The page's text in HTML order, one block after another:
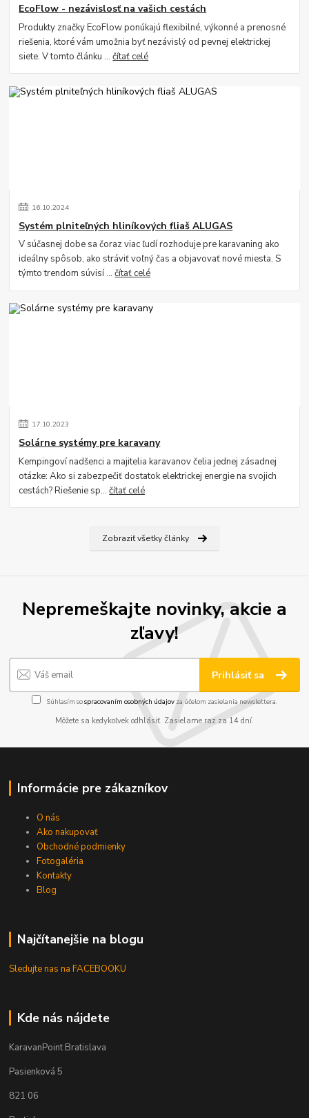
EcoFlow - nezávislosť na vašich cestách
Produkty značky EcoFlow ponúkajú flexibilné, výkonné a prenosné
riešenia, ktoré vám umožnia byť nezávislý od pevnej elektrickej
siete. V tomto článku ...čítať celé
16.10.2024
Systém plniteľných hliníkových fliaš ALUGAS
V súčasnej dobe sa čoraz viac ľudí rozhoduje pre karavaning ako
ideálny spôsob, ako stráviť voľný čas a objavovať nové miesta. S
týmto trendom súvisí ...čítať celé
17.10.2023
Solárne systémy pre karavany
Kempingoví nadšenci a majitelia karavanov čelia jednej zásadnej
otázke: Ako si zabezpečiť dostatok elektrickej energie na svojich
cestách? Riešenie sp...čítať celé
Zobraziť všetky články
Nepremeškajte novinky, akcie a
zľavy!
Prihlásiť sa
Súhlasím sospracovaním osobných údajov za účelom zasielania newslettera.
Môžete sa kedykoľvek odhlásiť. Zasielame raz za 14 dní.
Informácie pre zákazníkov
O nás
Ako nakupovať
Obchodné podmienky
Fotogaléria
Kontakty
Blog
Najčítanejšie na blogu
Sledujte nas na FACEBOOKU
Kde nás nájdete
KaravanPoint Bratislava
Pasienková 5
821 06